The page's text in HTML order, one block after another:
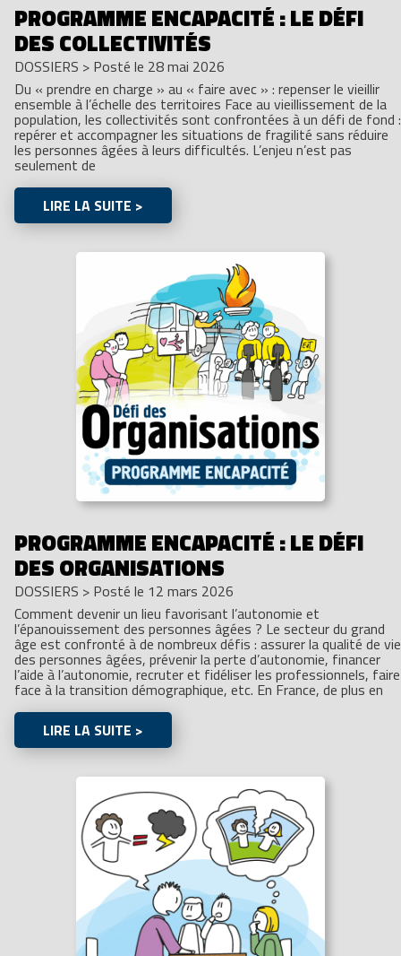
PROGRAMME ENCAPACITÉ : LE DÉFI
DES COLLECTIVITÉS
DOSSIERS > Posté le 28 mai 2026
Du « prendre en charge » au « faire avec » : repenser le vieillir
ensemble à l’échelle des territoires Face au vieillissement de la
population, les collectivités sont confrontées à un défi de fond :
repérer et accompagner les situations de fragilité sans réduire
les personnes âgées à leurs difficultés. L’enjeu n’est pas
seulement de
LIRE LA SUITE >
PROGRAMME ENCAPACITÉ : LE DÉFI
DES ORGANISATIONS
DOSSIERS > Posté le 12 mars 2026
Comment devenir un lieu favorisant l’autonomie et
l’épanouissement des personnes âgées ? Le secteur du grand
âge est confronté à de nombreux défis : assurer la qualité de vie
des personnes âgées, prévenir la perte d’autonomie, financer
l’aide à l’autonomie, recruter et fidéliser les professionnels, faire
face à la transition démographique, etc. En France, de plus en
LIRE LA SUITE >